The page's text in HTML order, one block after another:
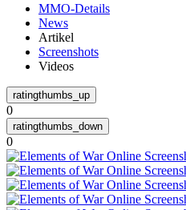
MMO-Details
News
Artikel
Screenshots
Videos
0
0